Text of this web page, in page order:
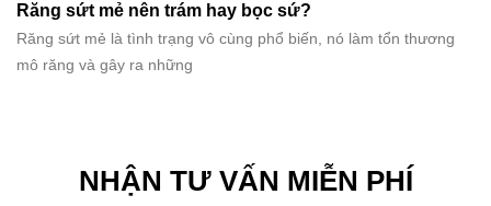
Răng sứt mẻ nên trám hay bọc sứ?
Răng sứt mẻ là tình trạng vô cùng phổ biến, nó làm tổn thương
mô răng và gây ra những
NHẬN TƯ VẤN MIỄN PHÍ